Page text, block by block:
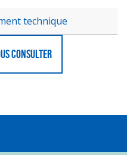
technique
CONSULTER